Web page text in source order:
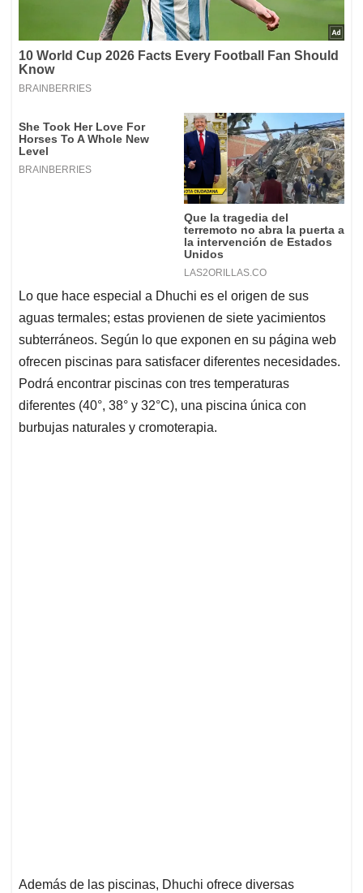
Lo que hace especial a Dhuchi es el origen de sus
aguas termales; estas provienen de siete yacimientos
subterráneos. Según lo que exponen en su página web
ofrecen piscinas para satisfacer diferentes necesidades.
Podrá encontrar piscinas con tres temperaturas
diferentes (40°, 38° y 32°C), una piscina única con
burbujas naturales y cromoterapia.
Además de las piscinas, Dhuchi ofrece diversas